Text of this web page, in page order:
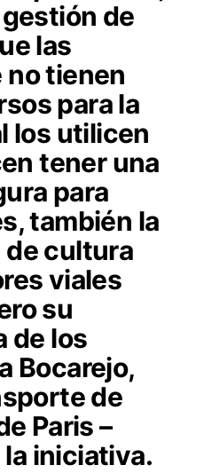
de
las
no tienen
para la
los utilicen
tener una
para
también la
cultura
viales
su
de los
Bocarejo,
de
Paris –
iniciativa.